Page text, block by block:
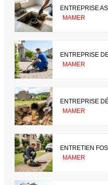
ENTREPRISE
MAMER
ENTREPRISE
MAMER
ENTREPRISE
MAMER
ENTRETIEN
MAMER